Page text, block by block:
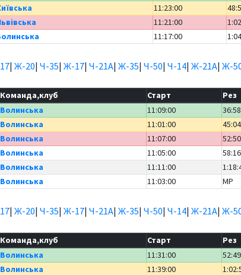
11:23:00
11:21:00
11:17:00
| Ж-20| Ч-35| Ж-17| Ч-21А| Ж-35| Ч-50| Ч-14| Ж-21А| Ж-
Команда,клуб Старт Рез
Волинська 11:09:00 36:58
Волинська 11:01:00 45:04
Волинська 11:07:00 52:50
Волинська 11:05:00 58:16
Волинська 11:11:00
Волинська 11:03:00 MP
| Ж-20| Ч-35| Ж-17| Ч-21А| Ж-35| Ч-50| Ч-14| Ж-21А| Ж-
Команда,клуб Старт Рез
Волинська 11:31:00 52:49
Волинська 11:39:00